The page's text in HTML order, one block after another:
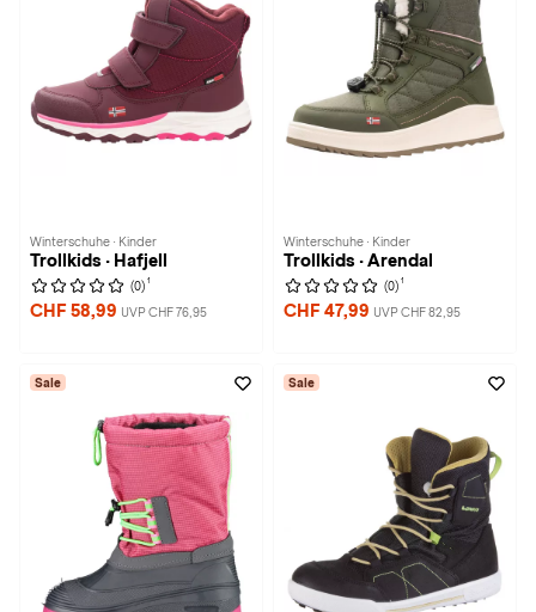
Winterschuhe · Kinder
Trollkids · Hafjell
(0) 1
CHF 58,99 UVP CHF 76,95
Winterschuhe · Kinder
Trollkids · Arendal
(0) 1
CHF 47,99 UVP CHF 82,95
Sale Sale